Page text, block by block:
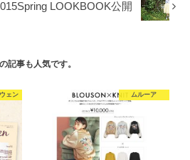
LOOKBOOK公開
記事も人気です。
ェン ムルーア